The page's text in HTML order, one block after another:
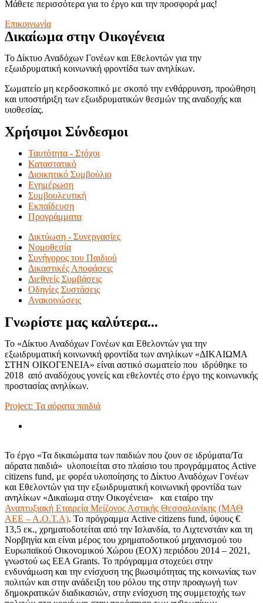
Μάθετε περισσότερα για το έργο και την προσφορά μας!
Επικοινωνία
Δικαίωμα στην Οικογένεια
Το Δίκτυο Αναδόχων Γονέων και Εθελοντών για την
εξωιδρυματική κοινωνική φροντίδα των ανηλίκων.
Σωματείο μη κερδοσκοπικό με σκοπό την ενθάρρυνση, προώθηση
και υποστήριξη των εξωιδρυματικών θεσμών της αναδοχής και
υιοθεσίας.
Χρήσιμοι Σύνδεσμοι
Ταυτότητα - Στόχοι
Καταστατικό
Διοικητικό Συμβούλιο
Ενημέρωση
Συμβουλευτική
Εκπαίδευση
Προγράμματα
Δικτύωση - Συνεργασίες
Νομοθεσία
Συνήγορος του Παιδιού
Δικαστικές Αποφάσεις
Διεθνείς Συμβάσεις
Οδηγίες Συστάσεις
Ανακοινώσεις
Γνωρίστε μας καλύτερα...
Το «Δίκτυο Αναδόχων Γονέων και Εθελοντών για την
εξωιδρυματική κοινωνική φροντίδα των ανηλίκων «ΔΙΚΑΙΩΜΑ
ΣΤΗΝ ΟΙΚΟΓΕΝΕΙΑ» είναι αστικό σωματείο που ιδρύθηκε το
2018 από αναδόχους γονείς και εθελοντές στο έργο της κοινωνικής
προστασίας ανηλίκων.
Project: Τα αόρατα παιδιά
Το έργο «Τα δικαιώματα των παιδιών που ζουν σε ιδρύματα/Τα
αόρατα παιδιά» υλοποιείται στο πλαίσιο του προγράμματος Active
citizens fund, με φορέα υλοποίησης το Δίκτυο Αναδόχων Γονέων
και Εθελοντών για την εξωιδρυματική κοινωνική φροντίδα των
ανηλίκων «Δικαίωμα στην Οικογένεια» και εταίρο την
Αναπτυξιακή Εταιρεία Μείζονος Αστικής Θεσσαλονίκης (ΜΑΘ
ΑΕΕ – Α.Ο.Τ.Α). Το πρόγραμμα Active citizens fund, ύψους €
13,5 εκ., χρηματοδοτείται από την Ισλανδία, το Λιχτενστάιν και τη
Νορβηγία και είναι μέρος του χρηματοδοτικού μηχανισμού του
Ευρωπαϊκού Οικονομικού Χώρου (ΕΟΧ) περιόδου 2014 – 2021,
γνωστού ως EEA Grants. Το πρόγραμμα στοχεύει στην
ενδυνάμωση και την ενίσχυση της βιωσιμότητας της κοινωνίας των
πολιτών και στην ανάδειξη του ρόλου της στην προαγωγή των
δημοκρατικών διαδικασιών, στην ενίσχυση της συμμετοχής των